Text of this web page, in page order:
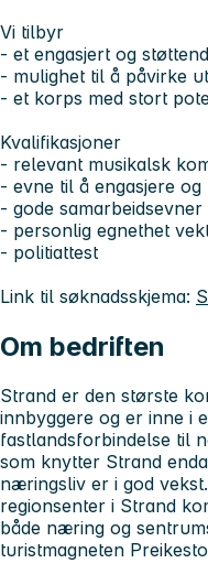
Vi tilbyr
- et engasjert og
- mulighet til å påvirke
- et korps med stort
Kvalifikasjoner
- relevant musikalsk
- evne til å engasjere
- gode samarbeidsevner
- personlig egnethet
- politiattest
Link til søknadsskjema:
Om bedriften
Strand er den største
innbyggere og er inne i
fastlandsforbindelse til
som knytter Strand
næringsliv er i god
regionsenter i Strand
både næring og
turistmagneten